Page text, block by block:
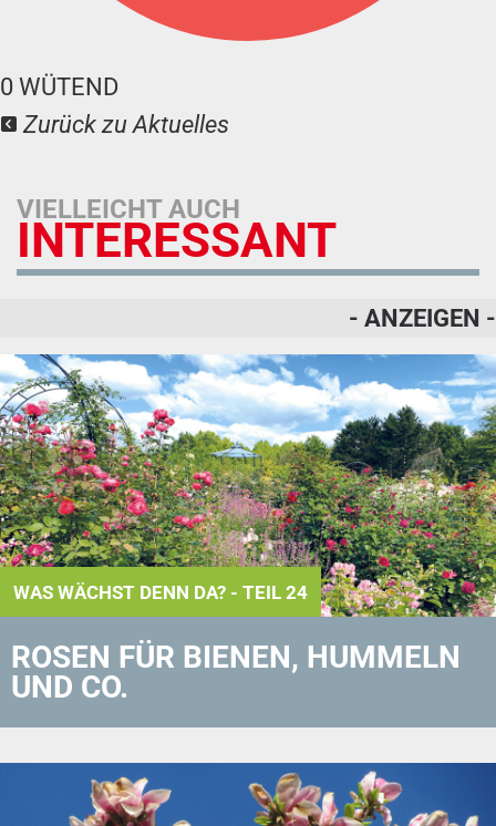
0 WÜTEND
Zurück zu Aktuelles
VIELLEICHT AUCH
INTERESSANT
- ANZEIGEN -
WAS WÄCHST DENN DA? - TEIL 24
ROSEN FÜR BIENEN, HUMMELN
UND CO.